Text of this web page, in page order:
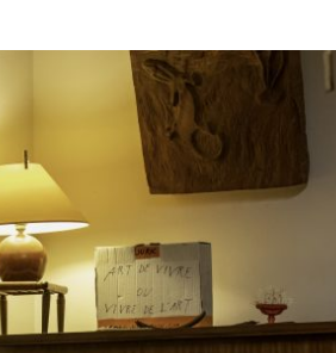
LA LISETTE
7 février 2020
Juric